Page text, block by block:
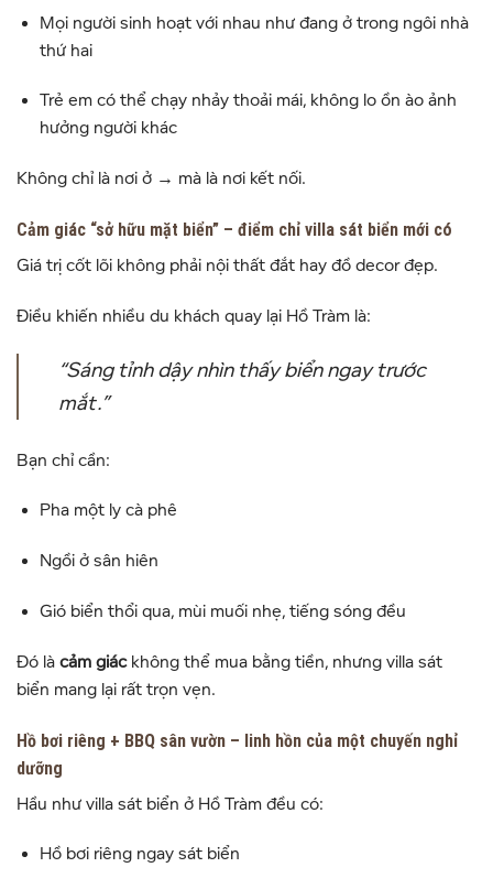
Mọi người sinh hoạt với nhau như đang ở trong ngôi nhà
thứ hai
Trẻ em có thể chạy nhảy thoải mái, không lo ồn ào ảnh
hưởng người khác
Không chỉ là nơi ở → mà là nơi kết nối.
Cảm giác “sở hữu mặt biển” – điểm chỉ villa sát biển mới có
Giá trị cốt lõi không phải nội thất đắt hay đồ decor đẹp.
Điều khiến nhiều du khách quay lại Hồ Tràm là:
“Sáng tỉnh dậy nhìn thấy biển ngay trước
mắt.”
Bạn chỉ cần:
Pha một ly cà phê
Ngồi ở sân hiên
Gió biển thổi qua, mùi muối nhẹ, tiếng sóng đều
Đó là cảm giáckhông thể mua bằng tiền, nhưng villa sát
biển mang lại rất trọn vẹn.
Hồ bơi riêng + BBQ sân vườn – linh hồn của một chuyến nghỉ
dưỡng
Hầu như villa sát biển ở Hồ Tràm đều có:
Hồ bơi riêng ngay sát biển